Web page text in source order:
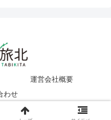
運営会社概要
わせ
segment Inc